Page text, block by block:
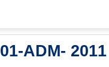
01-ADM- 2011